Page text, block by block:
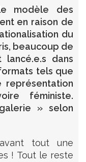
modèle des
en raison de
du
beaucoup de
lancé.e.s dans
tels que
représentation
féministe.
galerie » selon
tout une
! Tout le reste